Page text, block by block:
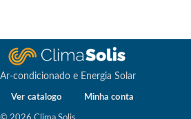
Ar-condicionado e Energia Solar
Ver catalogo Minha conta